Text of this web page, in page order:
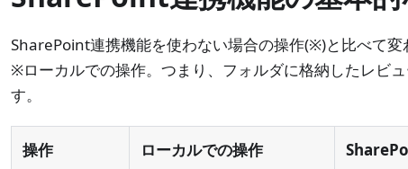
SharePoint連携機能を使わない場合の操作(※)と比べて変
※ローカルでの操作。つまり、フォルダに格納したレビ
す。
操作 ローカルでの操作